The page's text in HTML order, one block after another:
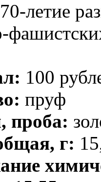
70-летие
100
пруф
проба:
г: